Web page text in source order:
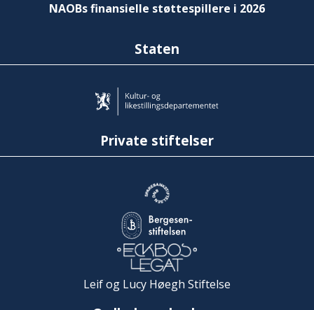
NAOBs finansielle støttespillere i 2026
Staten
Private stiftelser
Leif og Lucy Høegh Stiftelse